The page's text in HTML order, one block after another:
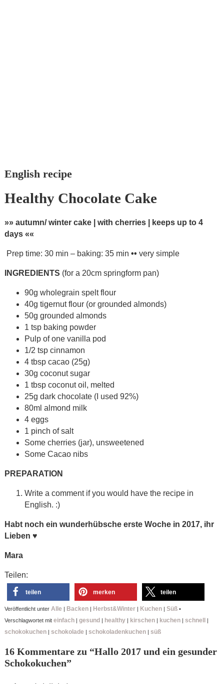
English recipe
Healthy Chocolate Cake
»» autumn/ winter cake | with cherries | keeps up to 4
days ««
Prep time: 30 min – baking: 35 min •• very simple
INGREDIENTS (for a 20cm springform pan)
90g wholegrain spelt flour
40g tigernut flour (or grounded almonds)
50g grounded almonds
1 tsp baking powder
Pulp of one vanilla pod
1/2 tsp cinnamon
4 tbsp cacao (25g)
30g coconut sugar
1 tbsp coconut oil, melted
25g dark chocolate (I used 92%)
80ml almond milk
4 eggs
1 pinch of salt
Some cherries (jar), unsweetened
Some Cacao nibs
PRE PARATION
Write a comment if you would have the recipe in
English. :)
Habt noch ein wunderhübsche erste Woche in 2017, ihr
Lieben ♥
Mara
Teilen:
teilen merken teilen
Veröffentlicht unter Alle | Backen| Herbst&Winter| Kuchen| Süß•
Verschlagwortet mit einfach| gesund | healthy| kirschen| kuchen| schnell |
schokokuchen| schokolade | schokoladenkuchen| süß
16 Kommentare zu “Hallo 2017 und ein gesunder
Schokokuchen”